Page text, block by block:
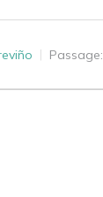
Passage: